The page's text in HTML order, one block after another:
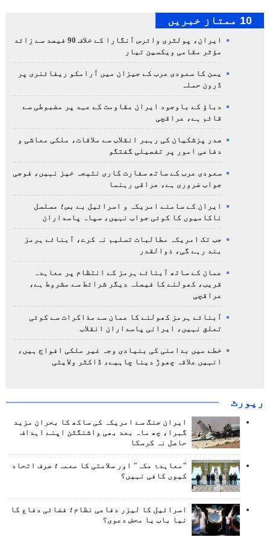
10 ممتاز خبریں
ایران، پولٹری وائرس آنگارا کے خلاف 90 فیصد سے زائد
مؤثر مقامی ویکسین تیار
یمن کا سعودی عرب کے جیزان میں آرامکو ریفائنری پر
ڈرون حملہ
دباؤ کے باوجود ایران مقاومت کے عہد پر مضبوطی سے
قائم ہے، عراقچی
صدر پزشکیان کی رہبر انقلاب سے ملاقات، ملکی معاشی و
دفاعی امور پر تفصیلی گفتگو
سعودی عرب کے ساتھ سفارت کاری نتیجہ خیز نہیں، فوجی
جواب ضروری ہے، عراقی رہنما
ایران کے سامنے امریکہ و اسرائیل بے بس؛ مسلسل
ناکامیوں کا کوئی جواب نہیں، سپاہ پاسداران
جب تک امریکہ مطالبات تسلیم نہ کرے، آبنائے ہرمز
بند رہے گی، ذوالقدر
عمان کے ساتھ آبنائے ہرمز کے انتظام پر معاہدہ
قریب، کھولنے کا فیصلہ دیگر شرائط سے مشروط ہے،
عراقچی
آبنائے ہرمز کھولنے کا عمان سے مذاکرات سے کوئی
تعلق نہیں، ایرانی پاسداران انقلاب
خطے میں بدامنی کی بنیادی وجہ غیر ملکی افواج ہیں،
انہیں علاقہ چھوڑ دینا چاہیے، ڈاکٹر ولایتی
رپورٹ
ایران جنگ سے امریکہ کی ساکھ کا بحران مزید
گہرا، چھ ماہ بعد بھی واشنگٹن اپنے اہداف
حاصل نہ کرسکا
"معاہدۂ مکہ" اور سلامتی کا معمہ؛ صرف اتحاد
کیوں کافی نہیں؟
اسرائیل کا لیزر دفاعی نظام؛ فضائی دفاع کا
نیا باب یا محض دعوی؟